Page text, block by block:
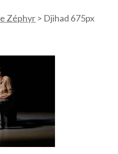
Zéphyr > Djihad 675px